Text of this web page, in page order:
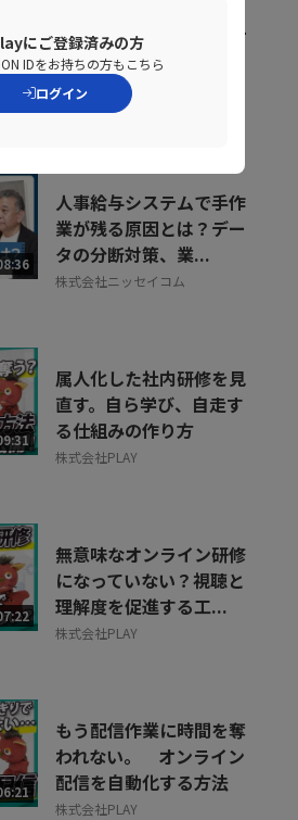
07:07
キャリア迷子を防ぐ！組
織をあげた「リスキリン
グ」のヒントとは
株式会社ベネッセコーポレーシ
人事給与システムで手作
業が残る原因とは？デー
タの分断対策、業...
株式会社ニッセイコム
属人化した社内研修を見
直す。自ら学び、自走す
る仕組みの作り方
株式会社PLAY
無意味なオンライン研修
になっていない？視聴と
理解度を促進する工...
株式会社PLAY
もう配信作業に時間を奪
われない。 オンライン
配信を自動化する方法
株式会社PLAY
にご登録済みの方
IDをお持ちの方もこちら
ログイン